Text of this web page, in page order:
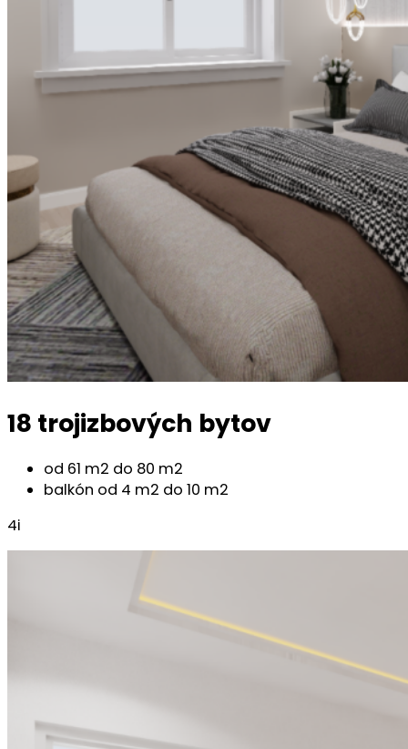
18 trojizbových bytov
od 61 m2 do 80 m2
balkón od 4 m2 do 10 m2
4i